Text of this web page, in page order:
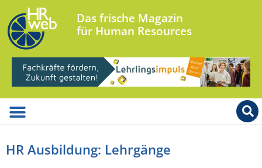
Das frische Magazin
für Human Resources
HR Ausbildung: Lehrgänge